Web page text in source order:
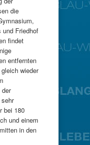
die
und Friedhof
findet
entfernten
wieder
der
bei 180
und einem
in den